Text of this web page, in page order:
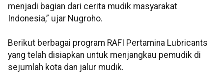
menjadi bagian dari cerita mudik masyarakat
Indonesia,” ujar Nugroho.
Berikut berbagai program RAFI Pertamina Lubricants
yang telah disiapkan untuk menjangkau pemudik di
sejumlah kota dan jalur mudik.